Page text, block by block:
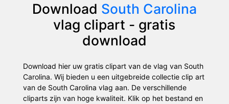
Download South Carolina
vlag clipart - gratis
download
Download hier uw gratis clipart van de vlag van South
Carolina. Wij bieden u een uitgebreide collectie clip art
van de South Carolina vlag aan. De verschillende
cliparts zijn van hoge kwaliteit. Klik op het bestand en